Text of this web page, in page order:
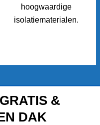
hoogwaardige
isolatiematerialen.
&
DAK